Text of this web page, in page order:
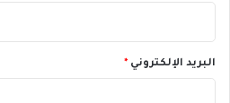
البريد الإلكتروني *